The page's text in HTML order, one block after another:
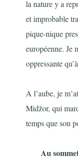
la nature y a
et improbable
pique-nique
européenne. Je
oppressante
A l’aube, je
Midžor, qui
temps que son
Au